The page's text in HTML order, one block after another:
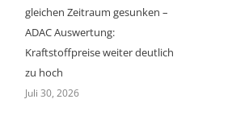
gleichen Zeitraum gesunken –
ADAC Auswertung:
Kraftstoffpreise weiter deutlich
zu hoch
Juli 30, 2026